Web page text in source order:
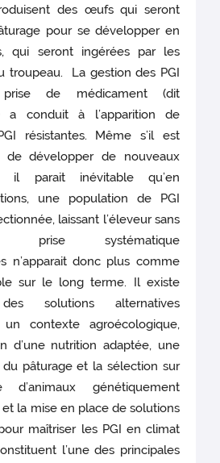
des œufs qui seront
pour se développer en
qui seront ingérées par les
troupeau. La gestion des PGI
de médicament (dit
a conduit à l’apparition de
résistantes. Même s’il est
de développer de nouveaux
il parait inévitable qu’en
une population de PGI
laissant l’éleveur sans
prise systématique
n’apparait donc plus comme
sur le long terme. Il existe
solutions alternatives
un contexte agroécologique,
d’une nutrition adaptée, une
pâturage et la sélection sur
génétiquement
et la mise en place de solutions
maîtriser les PGI en climat
l’une des principales